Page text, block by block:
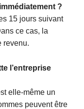
?
15 jours suivant
ce cas, la
revenu.
l’entreprise
elle-même un
peuvent être